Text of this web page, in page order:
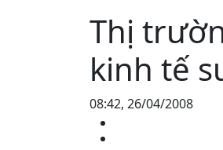
Thị
kinh tế
08:42, 26/04/2008